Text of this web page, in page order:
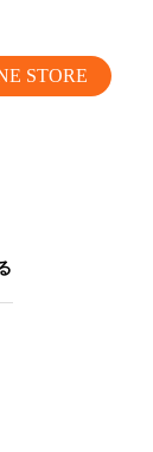
STORE